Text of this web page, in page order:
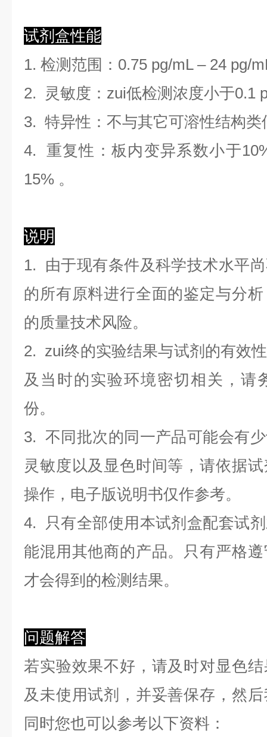
试剂盒性能
1. 检测范围 ： 0.75 pg/mL –24 pg/
2. 灵敏度：zui低检测浓度小于0.1
3. 特异性：不与其它可溶性结构类
4. 重复性：板内变异系数小于10
15% 。
说明
1. 由于现有条件及科学技术水平
的所有原料进行全面的鉴定与分
的质量技术风险。
2. zui终的实验结果与试剂的有效
及当时的实验环境密切相关，请
份。
3. 不同批次的同一产品可能会有
灵敏度以及显色时间等，请依据
操作，电子版说明书仅作参考。
4. 只有全部使用本试剂盒配套试
能混用其他商的产品。只有严格
才会得到的检测结果。
问题解答
若实验效果不好，请及时对显色
及未使用试剂，并妥善保存，然
同时您也可以参考以下资料：